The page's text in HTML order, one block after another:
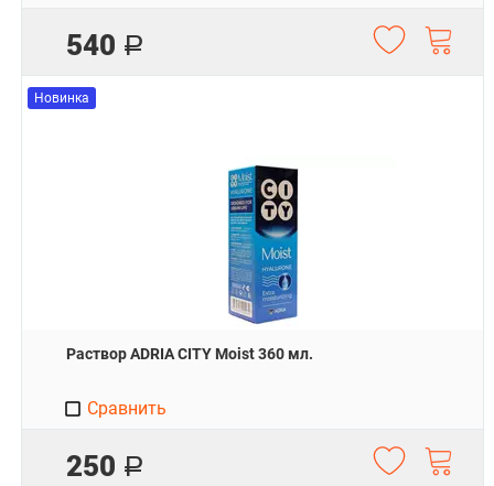
540 Р
Новинка
Раствор ADRIA CITY Moist 360 мл.
250 Р
Сравнить